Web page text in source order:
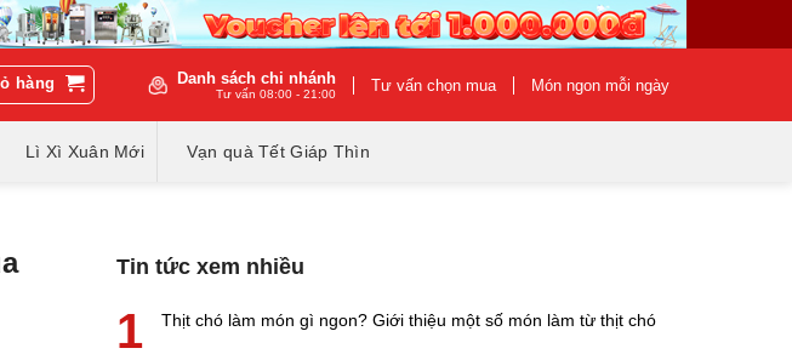
hàng Danh sách chi nhánh
Tư vấn 08:00 - 21:00 Tư vấn chọn mua Món ngon mỗi ngày
Lì Xì Xuân Mới Vạn quà Tết Giáp Thìn
Tin tức xem nhiều
1 Thịt chó làm món gì ngon? Giới thiệu một số món làm từ thịt chó